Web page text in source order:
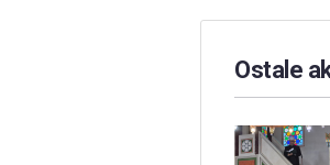
Ostale